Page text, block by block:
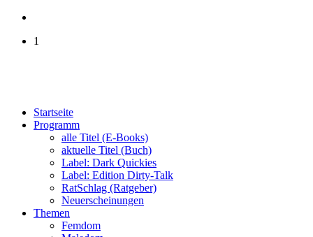
1
Startseite
Programm
alle Titel (E-Books)
aktuelle Titel (Buch)
Label: Dark Quickies
Label: Edition Dirty-Talk
RatSchlag (Ratgeber)
Neuerscheinungen
Themen
Femdom